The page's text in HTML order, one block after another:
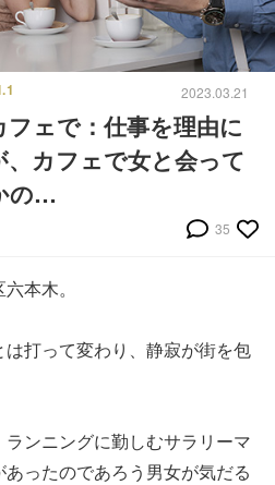
2023.03.21
ェで：仕事を理由に
カフェで女と会って
の…
35
本木。
打って変わり、静寂が街を包
ンニングに勤しむサラリーマ
ったのであろう男女が気だる